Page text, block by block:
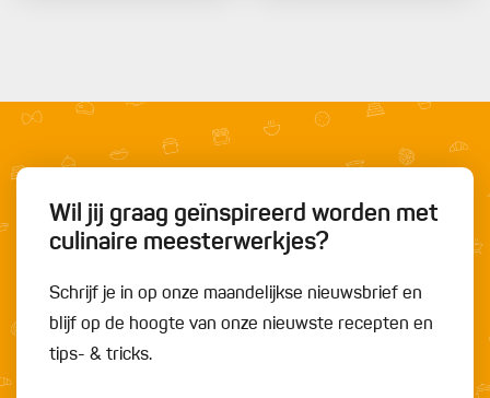
Wil jij graag geïnspireerd worden met
culinaire meesterwerkjes?
Schrijf je in op onze maandelijkse nieuwsbrief en
blijf op de hoogte van onze nieuwste recepten en
tips- & tricks.